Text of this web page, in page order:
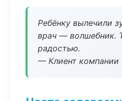
Ребёнку вылечили
врач — волшебник.
радостью.
— Клиент компании